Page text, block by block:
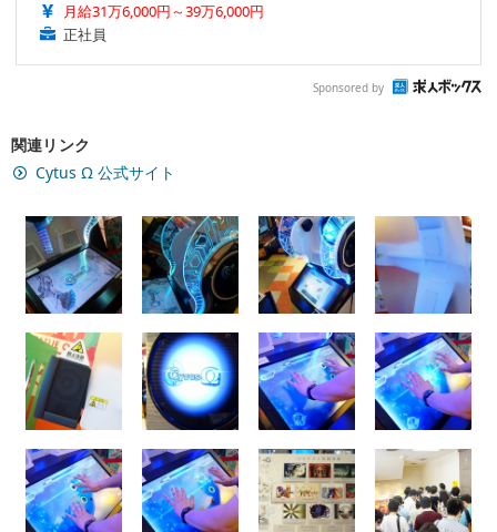
月給31万6,000円～39万6,000円
正社員
Sponsored by
関連リンク
Cytus Ω 公式サイト